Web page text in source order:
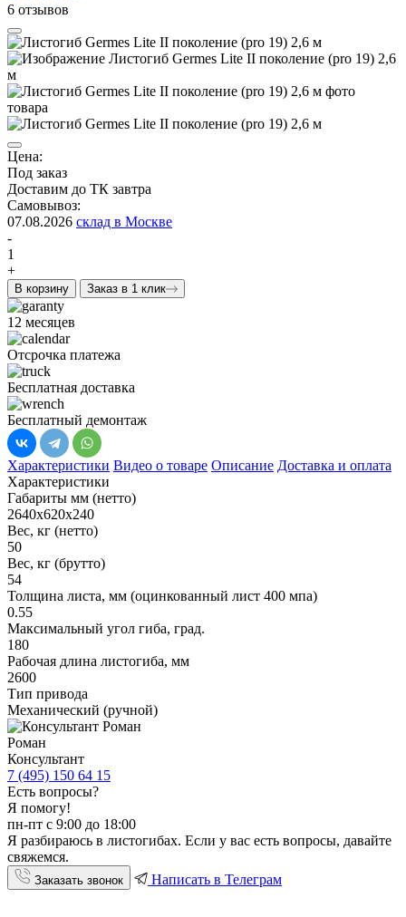
6 отзывов
Цена:
Под заказ
Доставим до ТК завтра
Самовывоз:
07.08.2026 склад в Москве
-
1
+
В корзину Заказ в 1 клик
12 месяцев
Отсрочка платежа
Бесплатная доставка
Бесплатный демонтаж
Характеристики Видео о товаре Описание Доставка и оплата
Характеристики
Габариты мм (нетто)
2640х620х240
Вес, кг (нетто)
50
Вес, кг (брутто)
54
Толщина листа, мм (оцинкованный лист 400 мпа)
0.55
Максимальный угол гиба, град.
180
Рабочая длина листогиба, мм
2600
Тип привода
Механический (ручной)
Роман
Консультант
7 (495) 150 64 15
Есть вопросы?
Я помогу!
пн-пт с 9:00 до 18:00
Я разбираюсь в листогибах. Если у вас есть вопросы, давайте
свяжемся.
Заказать звонок Написать в Телеграм